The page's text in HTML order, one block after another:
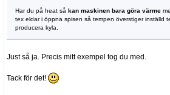
Har du på heat så kan maskinen bara göra värme
tex eldar i öppna spisen så tempen överstiger inställd
producera kyla.
Just så ja. Precis mitt exempel tog du med.
Tack för det!